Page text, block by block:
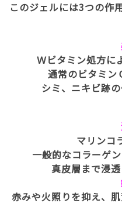
このジェルには3つの作
Ｗビタミン処方
通常のビタミン
シミ、ニキビ跡
マリンコ
一般的なコラーゲ
真皮層まで浸
赤みや火照りを抑え、